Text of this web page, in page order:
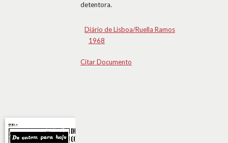
detentora.
Diário de Lisboa/Ruella Ramos
1968
Citar Documento